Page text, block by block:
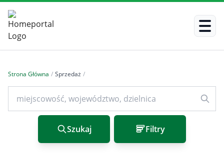
Strona Główna / Sprzedaż /
Szukaj Filtry